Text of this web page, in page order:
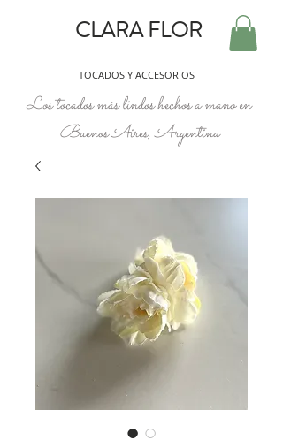
CLARA FLOR
TOCADOS Y ACCESORIOS
Los tocados más lindos hechos a mano en
Buenos Aires, Argentina